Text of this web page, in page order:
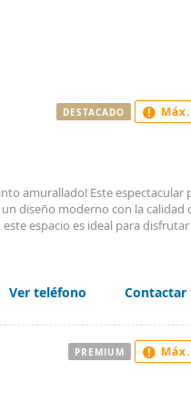
amurallado! Este espectacular
diseño moderno con la calidad
espacio es ideal para disfrutar
y armarios empotrados que
disfrutando de las vistas y la
con ascensor y un pequeño
con movilidad reducida, lo
calefacción por bomba de frío/
época del año. No dejes
ha sido pensado para tu
Ver teléfono Contactar
DESTACADO
PREMIUM